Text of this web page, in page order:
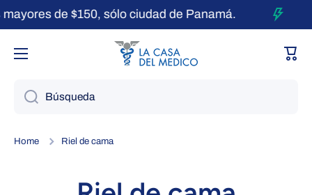
Ir directamente al contenido
de $150, sólo ciudad de Panamá.
Búsqueda
Home Riel de cama